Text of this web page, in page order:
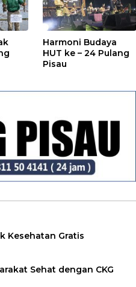
Harmoni Budaya
HUT ke – 24 Pulang
Pisau
Kesehatan Gratis
Sehat dengan CKG